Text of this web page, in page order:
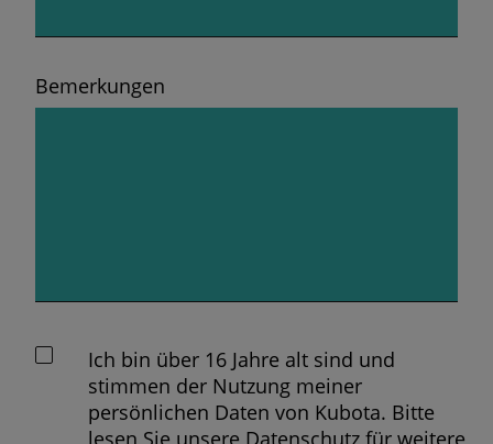
Bemerkungen
Ich bin über 16 Jahre alt sind und
stimmen der Nutzung meiner
persönlichen Daten von Kubota. Bitte